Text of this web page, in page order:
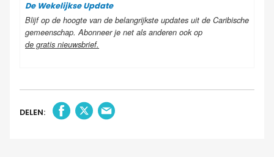
De Wekelijkse Update
Blijf op de hoogte van de belangrijkste updates uit de Caribische
gemeenschap. Abonneer je net als anderen ook op
de gratis nieuwsbrief.
DELEN: